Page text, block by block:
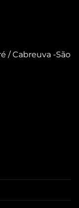
/ Cabreuva -São